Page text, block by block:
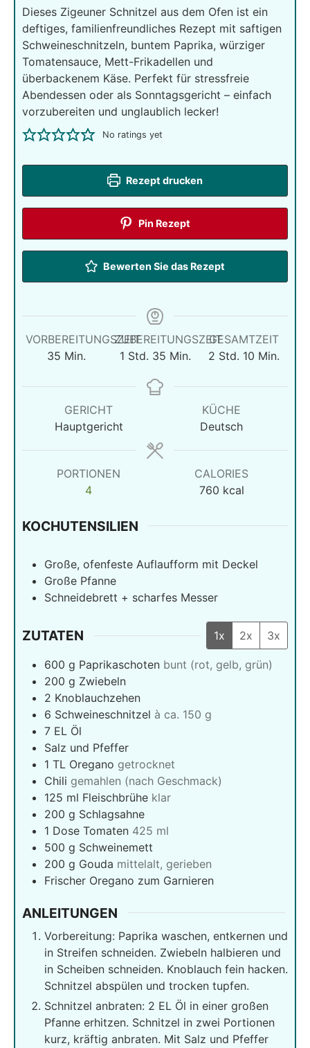
Dieses Zigeuner Schnitzel aus dem Ofen ist ein
deftiges, familienfreundliches Rezept mit saftigen
Schweineschnitzeln, buntem Paprika, würziger
Tomatensauce, Mett-Frikadellen und
überbackenem Käse. Perfekt für stressfreie
Abendessen oder als Sonntagsgericht – einfach
vorzubereiten und unglaublich lecker!
No ratings yet
Rezept drucken
Pin Rezept
Bewerten Sie das Rezept
VORBEREITUNGSZEIT
35 Minuten
Min.
ZUBEREITUNGSZEIT
1Stunde
Std. 35Minuten
Min.
GESAMTZEIT
2Stunden
Std. 10Minuten
Min.
GERICHT
Hauptgericht
KÜCHE
Deutsch
PORTIONEN
4
CALORIES
760 kcal
KOCHUTENSILIEN
Große, ofenfeste Auflaufform mit Deckel
Große Pfanne
Schneidebrett + scharfes Messer
ZUTATEN 1x 2x 3x
600 g Paprikaschoten bunt (rot, gelb, grün)
200 g Zwiebeln
2 Knoblauchzehen
6 Schweineschnitzel à ca. 150 g
7 EL Öl
Salz und Pfeffer
1 TL Oregano getrocknet
Chili gemahlen (nach Geschmack)
125 ml Fleischbrühe klar
200 g Schlagsahne
1 Dose Tomaten 425 ml
500 g Schweinemett
200 g Gouda mittelalt, gerieben
Frischer Oregano zum Garnieren
ANLEITUNGEN
Vorbereitung: Paprika waschen, entkernen und
in Streifen schneiden. Zwiebeln halbieren und
in Scheiben schneiden. Knoblauch fein hacken.
Schnitzel abspülen und trocken tupfen.
Schnitzel anbraten: 2 EL Öl in einer großen
Pfanne erhitzen. Schnitzel in zwei Portionen
kurz, kräftig anbraten. Mit Salz und Pfeffer